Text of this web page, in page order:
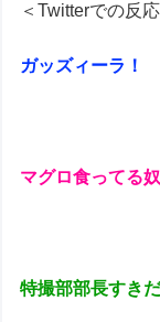
＜Twitterでの反応
ガッズィーラ！
マグロ食ってる
特撮部部長すき